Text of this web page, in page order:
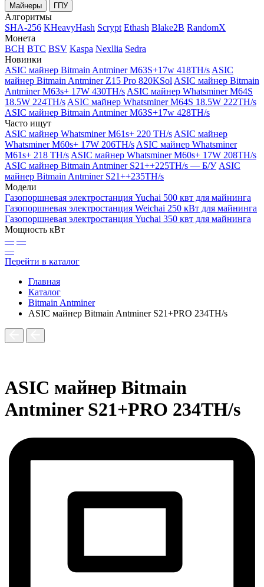
Майнеры ГПУ
Алгоритмы
SHA-256 KHeavyHash Scrypt Ethash Blake2B RandomX
Монета
BCH BTC BSV Kaspa Nexllia Sedra
Новинки
ASIC майнер Bitmain Antminer M63S+17w 418TH/s ASIC
майнер Bitmain Antminer Z15 Pro 820KSol ASIC майнер Bitmain
Antminer M63s+ 17W 430TH/s ASIC майнер Whatsminer M64S
18.5W 224TH/s ASIC майнер Whatsminer M64S 18.5W 222TH/s
ASIC майнер Bitmain Antminer M63S+17w 428TH/s
Часто ищут
ASIC майнер Whatsminer M61s+ 220 TH/s ASIC майнер
Whatsminer M60s+ 17W 206TH/s ASIC майнер Whatsminer
M61s+ 218 TH/s ASIC майнер Whatsminer M60s+ 17W 208TH/s
ASIC майнер Bitmain Antminer S21++225TH/s — Б/У ASIC
майнер Bitmain Antminer S21++235TH/s
Модели
Газопоршневая электростанция Yuchai 500 квт для майнинга
Газопоршневая электростанция Weichai 250 кВт для майнинга
Газопоршневая электростанция Yuchai 350 квт для майнинга
Мощность кВт
— —
—
Перейти в каталог
Главная
Каталог
Bitmain Antminer
ASIC майнер Bitmain Antminer S21+PRO 234TH/s
ASIC майнер Bitmain
Antminer S21+PRO 234TH/s